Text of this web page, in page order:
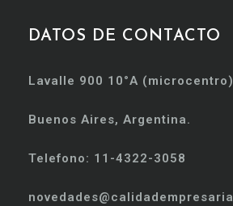
DATOS DE CONTACTO
Lavalle 900 10°A (microcentro)
Buenos Aires, Argentina.
Telefono: 11-4322-3058